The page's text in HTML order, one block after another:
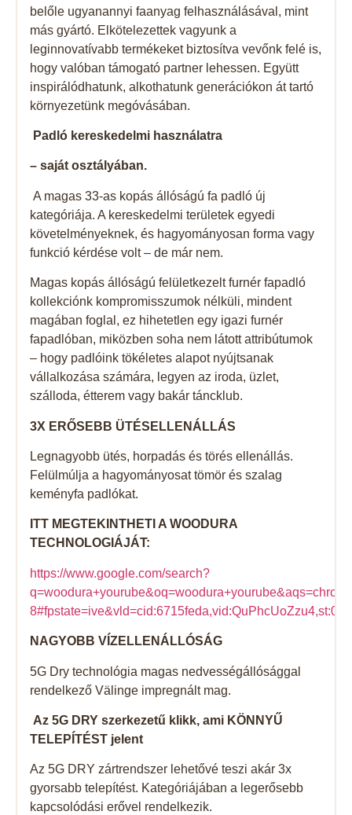
belőle ugyanannyi faanyag felhasználásával, mint
más gyártó. Elkötelezettek vagyunk a
leginnovatívabb termékeket biztosítva vevőnk felé is,
hogy valóban támogató partner lehessen. Együtt
inspirálódhatunk, alkothatunk generációkon át tartó
környezetünk megóvásában.
Padló kereskedelmi használatra
– saját osztályában.
A magas 33-as kopás állóságú fa padló új
kategóriája. A kereskedelmi területek egyedi
követelményeknek, és hagyományosan forma vagy
funkció kérdése volt – de már nem.
Magas kopás állóságú felületkezelt furnér fapadló
kollekciónk kompromisszumok nélküli, mindent
magában foglal, ez hihetetlen egy igazi furnér
fapadlóban, miközben soha nem látott attribútumok
– hogy padlóink ​​tökéletes alapot nyújtsanak
vállalkozása számára, legyen az iroda, üzlet,
szálloda, étterem vagy bakár táncklub.
3X ERŐSEBB ÜTÉSELLENÁLLÁS
Legnagyobb ütés, horpadás és törés ellenállás.
Felülmúlja a hagyományosat tömör és szalag
keményfa padlókat.
ITT MEGTEKINTHETI A WOODURA
TECHNOLOGIÁJÁT:
https://www.google.com/search?
8#fpstate=ive&vld=cid:6715feda,vid:QuPhcUoZzu4,st:0
NAGYOBB VÍZELLENÁLLÓSÁG
5G Dry technológia magas nedvességállósággal
rendelkező Välinge impregnált mag.
Az 5G DRY szerkezetű klikk, ami KÖNNYŰ
TELEPÍTÉST jelent
Az 5G DRY zártrendszer lehetővé teszi akár 3x
gyorsabb telepítést. Kategóriájában a legerősebb
kapcsolódási erővel rendelkezik.